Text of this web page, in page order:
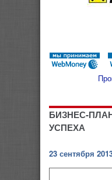
БИЗНЕС-
УСПЕХА
23 сентября